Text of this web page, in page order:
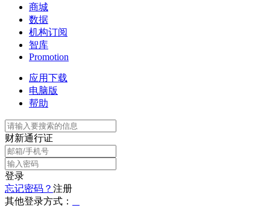
商城
数据
机构订阅
智库
Promotion
应用下载
电脑版
帮助
财新通行证
登录
忘记密码？ 注册
其他登录方式：